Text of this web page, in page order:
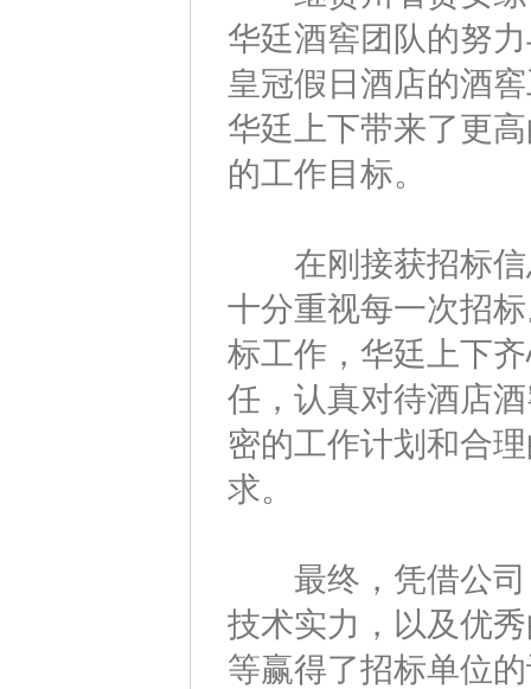
华廷酒窖团队的努
皇冠假日酒店的酒
华廷上下带来了更
的工作目标。
在刚接获招标信
十分重视每一次招
标工作，华廷上下
任，认真对待酒店
密的工作计划和合
求。
最终，凭借公司
技术实力，以及优
等赢得了招标单位